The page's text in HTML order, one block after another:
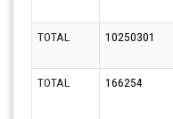
TOTAL 10250301
TOTAL
166254